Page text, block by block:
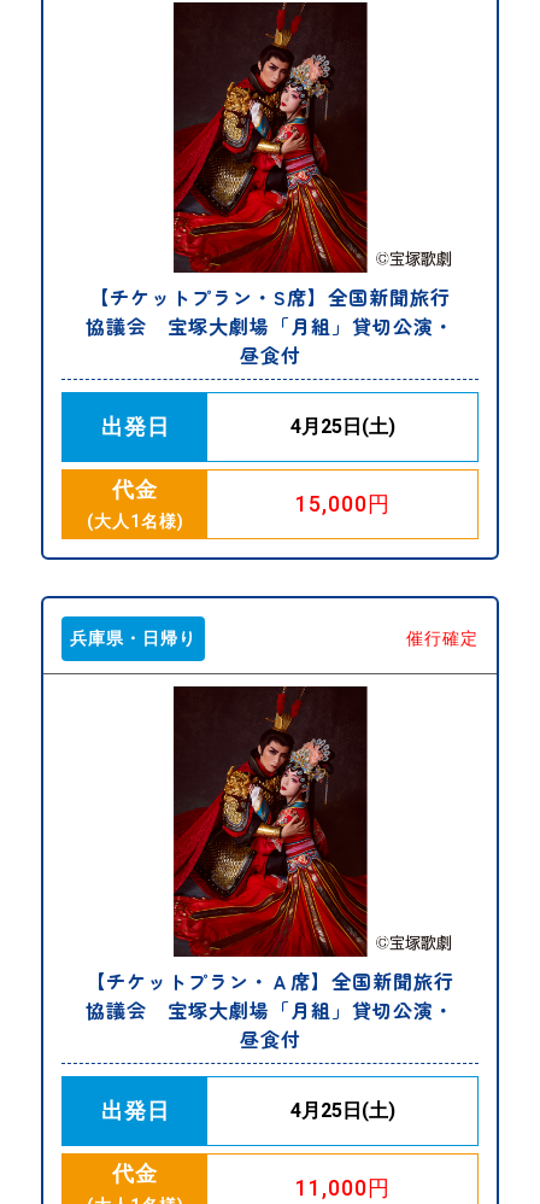
【チケットプラン・S席】全国新聞旅行
協議会 宝塚大劇場「月組」貸切公演・
昼食付
出発日 4月25日(土)
代金
(大人1名様)
15,000円
兵庫県・日帰り 催行確定
【チケットプラン・Ａ席】全国新聞旅行
協議会 宝塚大劇場「月組」貸切公演・
昼食付
出発日 4月25日(土)
代金
11,000円